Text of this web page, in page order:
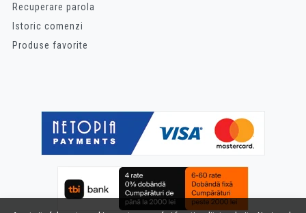
Recuperare parola
Istoric comenzi
Produse favorite